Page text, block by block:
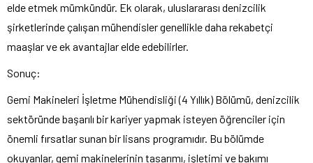
elde etmek mümkündür. Ek olarak, uluslararası denizcilik
şirketlerinde çalışan mühendisler genellikle daha rekabetçi
maaşlar ve ek avantajlar elde edebilirler.
Sonuç:
Gemi Makineleri İşletme Mühendisliği (4 Yıllık) Bölümü, denizcilik
sektöründe başarılı bir kariyer yapmak isteyen öğrenciler için
önemli fırsatlar sunan bir lisans programıdır. Bu bölümde
okuyanlar, gemi makinelerinin tasarımı, işletimi ve bakımı